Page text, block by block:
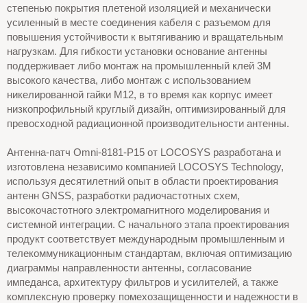
степенью покрытия плетеной изоляцией и механически
усиленный в месте соединения кабеля с разъемом для
повышения устойчивости к вытягиванию и вращательным
нагрузкам. Для гибкости установки основание антенны
поддерживает либо монтаж на промышленный клей 3M
высокого качества, либо монтаж с использованием
никелированной гайки M12, в то время как корпус имеет
низкопрофильный круглый дизайн, оптимизированный для
превосходной радиационной производительности антенны.
Антенна-патч Omni-8181-P15 от LOCOSYS разработана и
изготовлена независимо компанией LOCOSYS Technology,
используя десятилетний опыт в области проектирования
антенн GNSS, разработки радиочастотных схем,
высокочастотного электромагнитного моделирования и
системной интеграции. С начального этапа проектирования
продукт соответствует международным промышленным и
телекоммуникационным стандартам, включая оптимизацию
диаграммы направленности антенны, согласование
импеданса, архитектуру фильтров и усилителей, а также
комплексную проверку помехозащищенности и надежности в